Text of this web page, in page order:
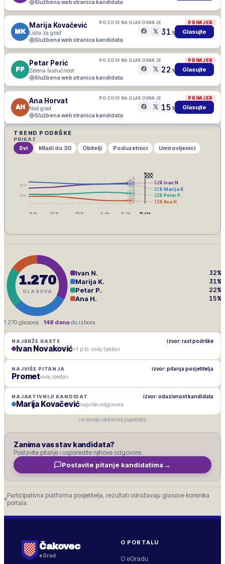
Službena web stranica kandidata
PRIMJER
MK
Marija Kovačević
Lista za grad
POZOVI NA GLASOVANJE
Službena web stranica kandidata
31 % Glasujte
PRIMJER
PP
Petar Perić
Zelena budućnost
POZOVI NA GLASOVANJE
Službena web stranica kandidata
22 % Glasujte
PRIMJER
AH
Ana Horvat
Naš grad
POZOVI NA GLASOVANJE
Službena web stranica kandidata
15 % Glasujte
TREND PODRŠKE
PRIKAZ
Svi Mladi do 30 Obitelji Poduzetnici Umirovljenici
IZBORNA ŠUTNJA
20%
30% 32% Ivan N.
31% Marija K.
22% Petar P.
15% Ana H.
16. lis 23. lis 30. lis 6. stu 13. stu 15. stu
1.270
GLASOVA
Ivan N. 32%
Marija K. 31%
Petar P. 22%
Ana H. 15%
1.270 glasova · 148 dana do izbora
NAJBRŽE RASTE izvor: rast podrške
Ivan Novaković+1 p.b. ovaj tjedan
NAJVIŠE PITANJA izvor: pitanja posjetitelja
Prometovaj tjedan
NAJAKTIVNIJI KANDIDAT izvor: odazivnost kandidata
Marija Kovačevićnajviše odgovora
na temelju aktivnosti posjetitelja
Zanima vas stav kandidata?
Postavite pitanje i usporedite njihove odgovore.
Postavite pitanje kandidatima →
Participativna platforma posjetitelja, rezultati odražavaju glasove korisnika
portala.
Čakovec
eGrad
O PORTALU
O eGradu